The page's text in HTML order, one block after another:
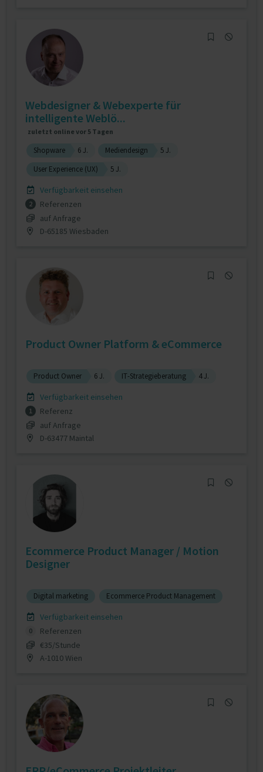
Webdesigner & Webexperte für
intelligente Weblö...
zuletzt online vor 5 Tagen
Shopware 6 J. Mediendesign
5 J.
User Experience (UX)
5 J.
Verfügbarkeit einsehen
2
Referenzen
auf Anfrage
D-65185 Wiesbaden
Product Owner Platform & eCommerce
Product Owner 6 J. IT-Strategieberatung 4 J.
Verfügbarkeit einsehen
1
Referenz
auf Anfrage
D-63477 Maintal
Ecommerce Product Manager / Motion
Designer
Digital marketing Ecommerce Product Management
Verfügbarkeit einsehen
0
Referenzen
€35/Stunde
A-1010 Wien